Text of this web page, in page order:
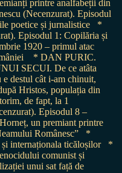
printre analfabeții din
(Necenzurat). Episodul
poetice și jurnalistice
*
Episodul 1: Copilăria și
1920 – primul atac
* DAN PURIC.
SECUI. De ce atâta
destul cât i-am chinuit,
Hristos, populația din
de fapt, la 1
Episodul 8 –
un premiant printre
Românesc”
*
internaționala ticăloșilor
*
comunist și
unui sat față de